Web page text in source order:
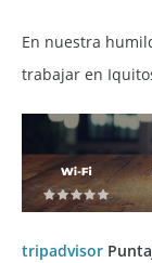
En nuestra
trabajar en
tripadvisor